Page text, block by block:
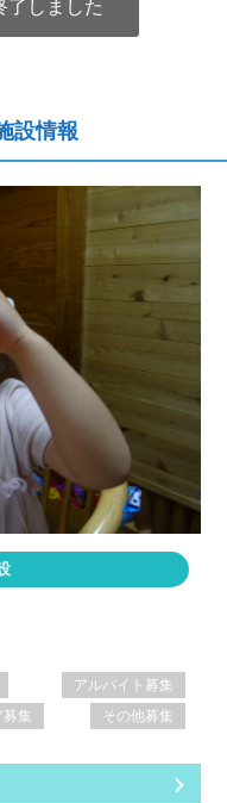
了しました
設情報
アルバイト募集
集 その他募集